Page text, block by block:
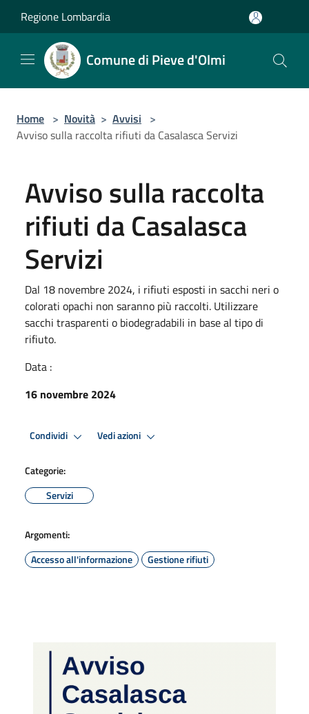
Regione Lombardia
Comune di Pieve d'Olmi
Home > Novità > Avvisi >
Avviso sulla raccolta rifiuti da Casalasca Servizi
Avviso sulla raccolta
rifiuti da Casalasca
Servizi
Dal 18 novembre 2024, i rifiuti esposti in sacchi neri o
colorati opachi non saranno più raccolti. Utilizzare
sacchi trasparenti o biodegradabili in base al tipo di
rifiuto.
Data :
16 novembre 2024
Condividi Vedi azioni
Categorie:
Servizi
Argomenti:
Accesso all'informazione
Gestione rifiuti